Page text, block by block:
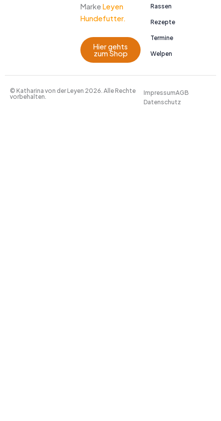
Marke Leyen
Hundefutter.
Hier gehts
zum Shop
Rassen
Rezepte
Termine
Welpen
© Katharina von der Leyen 2026. Alle Rechte
vorbehalten.
ImpressumAGB
Datenschutz